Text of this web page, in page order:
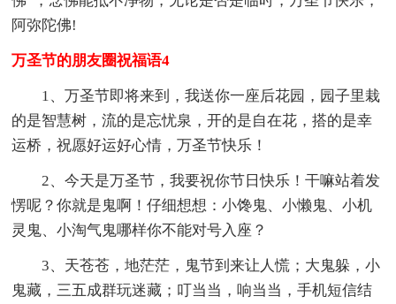
阿弥陀佛!
万圣节的朋友圈祝福语4
1、万圣节即将来到，我送你一座后花园，园子里栽
的是智慧树，流的是忘忧泉，开的是自在花，搭的是幸
运桥，祝愿好运好心情，万圣节快乐！
2、今天是万圣节，我要祝你节日快乐！干嘛站着发
愣呢？你就是鬼啊！仔细想想：小馋鬼、小懒鬼、小机
灵鬼、小淘气鬼哪样你不能对号入座？
3、天苍苍，地茫茫，鬼节到来让人慌；大鬼躲，小
鬼藏，三五成群玩迷藏；叮当当，响当当，手机短信结